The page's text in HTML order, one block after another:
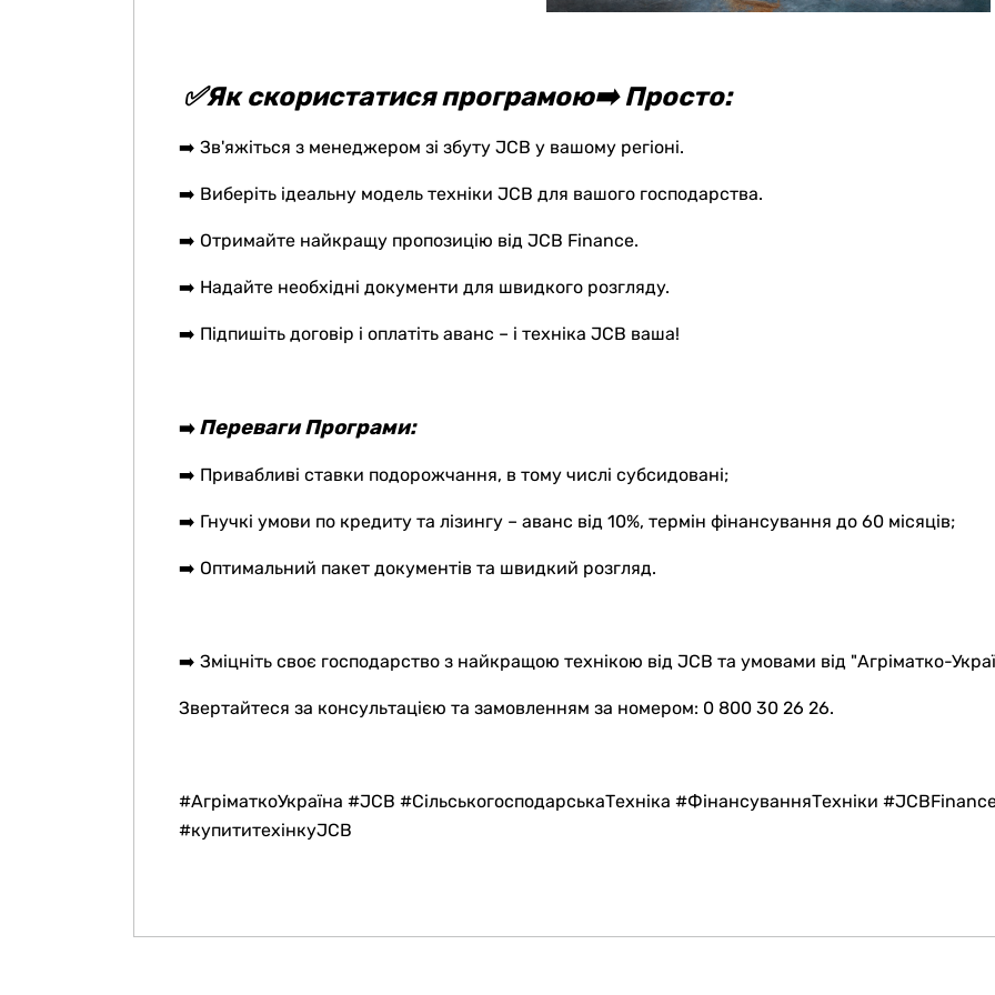
✅Як скористатися програмою➡️ Просто:
➡️ Зв'яжіться з менеджером зі збуту JCB у вашому регіоні.
➡️ Виберіть ідеальну модель техніки JCB для вашого господарства.
➡️ Отримайте найкращу пропозицію від JCB Finance.
➡️ Надайте необхідні документи для швидкого розгляду.
➡️ Підпишіть договір і оплатіть аванс – і техніка JCB ваша!
➡️ Переваги Програми:
➡️ Привабливі ставки подорожчання, в тому числі субсидовані;
➡️ Гнучкі умови по кредиту та лізингу – аванс від 10%, термін фінансування до 60 місяців;
➡️ Оптимальний пакет документів та швидкий розгляд.
➡️ Зміцніть своє господарство з найкращою технікою від JCB та умовами від "Агріматко-
Звертайтеся за консультацією та замовленням за номером: 0 800 30 26 26.
#АгріматкоУкраїна #JCB #СільськогосподарськаТехніка #ФінансуванняТехніки
#купититехінкуJCB